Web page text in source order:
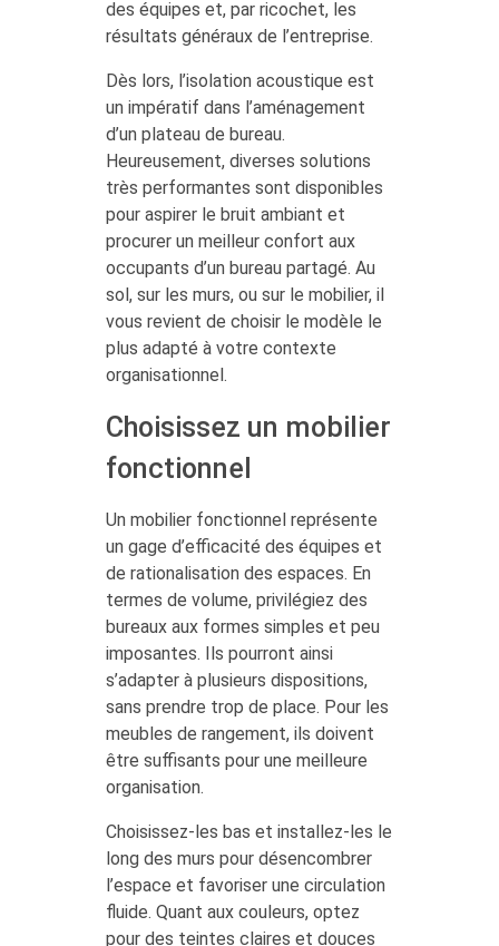
des équipes et, par ricochet, les
résultats généraux de l’entreprise.
Dès lors, l’isolation acoustique est
un impératif dans l’aménagement
d’un plateau de bureau.
Heureusement, diverses solutions
très performantes sont disponibles
pour aspirer le bruit ambiant et
procurer un meilleur confort aux
occupants d’un bureau partagé. Au
sol, sur les murs, ou sur le mobilier, il
vous revient de choisir le modèle le
plus adapté à votre contexte
organisationnel.
Choisissez un mobilier
fonctionnel
Un mobilier fonctionnel représente
un gage d’efficacité des équipes et
de rationalisation des espaces. En
termes de volume, privilégiez des
bureaux aux formes simples et peu
imposantes. Ils pourront ainsi
s’adapter à plusieurs dispositions,
sans prendre trop de place. Pour les
meubles de rangement, ils doivent
être suffisants pour une meilleure
organisation.
Choisissez-les bas et installez-les le
long des murs pour désencombrer
l’espace et favoriser une circulation
fluide. Quant aux couleurs, optez
pour des teintes claires et douces